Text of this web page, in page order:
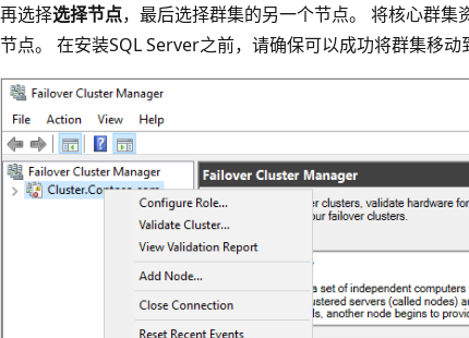
再选择选择节点，最后选择群集的另一个节点。 将核心群
节点。 在安装SQL Server之前，请确保可以成功将群集移动